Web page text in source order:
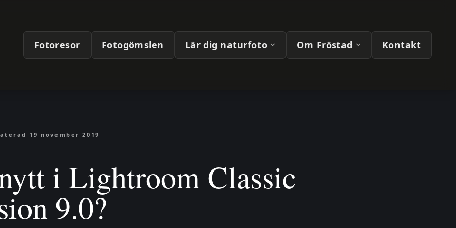
Fotoresor Fotogömslen Lär dig naturfoto Om Fröstad Kontakt
19 november 2019
i Lightroom Classic
9.0?